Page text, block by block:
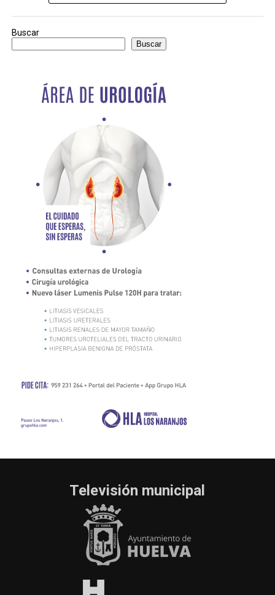
Buscar
Buscar
Televisión municipal